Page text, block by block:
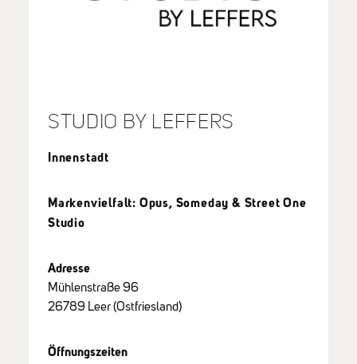
STUDIO BY LEFFERS
Innenstadt
Markenvielfalt: Opus, Someday & Street One
Studio
Adresse
Mühlenstraße 96
26789 Leer (Ostfriesland)
Öffnungszeiten